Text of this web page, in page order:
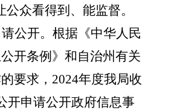
公众看得到、能监督。
公开。 根据《中华人民
开条例》和自治州有关
要求， 2024年度我局收
开申请公开政府信息事